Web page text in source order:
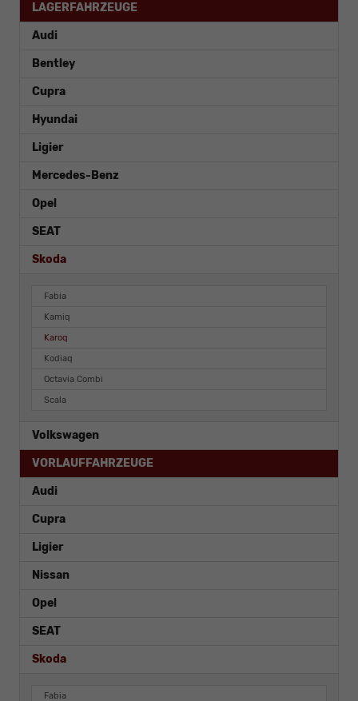
LAGERFAHRZEUGE
Audi
Bentley
Cupra
Hyundai
Ligier
Mercedes-Benz
Opel
SEAT
Skoda
Fabia
Kamiq
Karoq
Kodiaq
Octavia Combi
Scala
Volkswagen
VORLAUFFAHRZEUGE
Audi
Cupra
Ligier
Nissan
Opel
SEAT
Skoda
Fabia